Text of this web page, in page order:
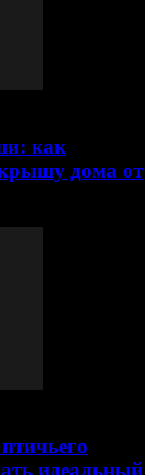
как
крышу дома от
идеальный